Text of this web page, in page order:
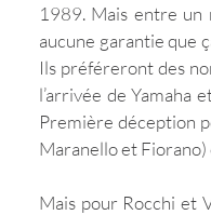
1989. Mais entre un
aucune garantie que
Ils préféreront des
l’arrivée de Yamaha
Première déception
Maranello et
Mais pour Rocchi et